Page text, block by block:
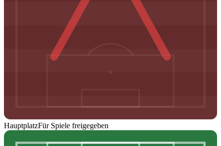
HauptplatzFür Spiele freigegeben